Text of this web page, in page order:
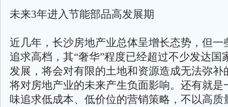
未来3年进入节能部品高发展期
近几年，长沙房地产业总体呈增长态势，但一
追求高档，其“奢华”程度已经超过不少发达国
发展，将会对有限的土地和资源造成无法弥补
将对房地产业的未来产生负面影响。还有就是
味追求低成本、低价位的营销策略，不以高质